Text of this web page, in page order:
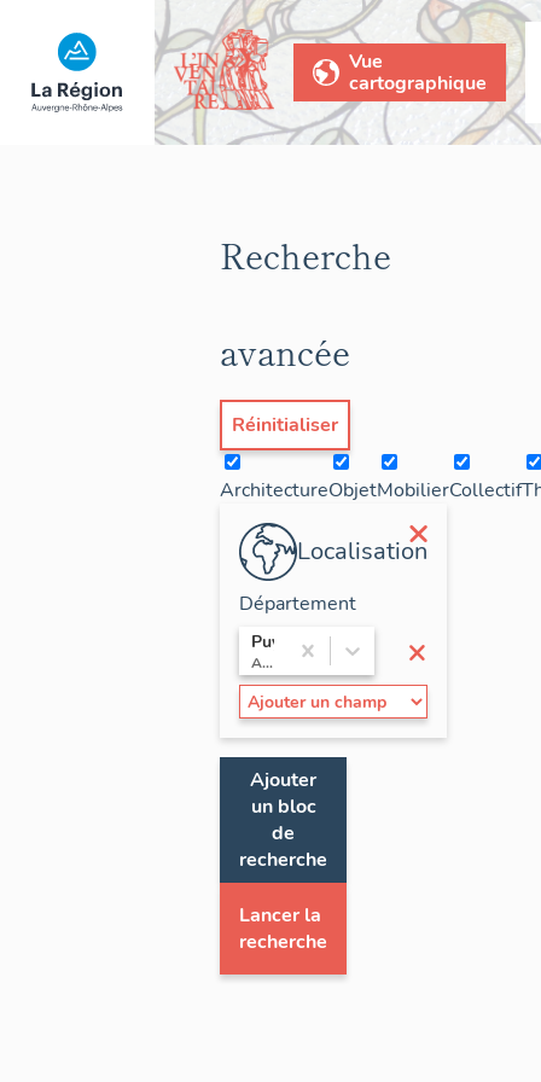
Vue
cartographique
Recherche
avancée
Réinitialiser
ArchitectureObjetMobilierCollectif
×
Localisation
×
Département
Puy-de-Dôme
Auvergne
Ajouter
un bloc
de
recherche
Lancer la
recherche